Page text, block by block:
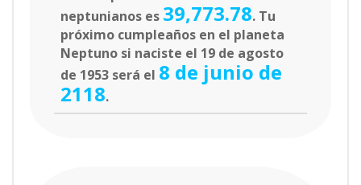
neptunianos es 39,773.78. Tu
próximo cumpleaños en el planeta
Neptuno si naciste el 19 de agosto
de 1953 será el 8 de junio de
2118.